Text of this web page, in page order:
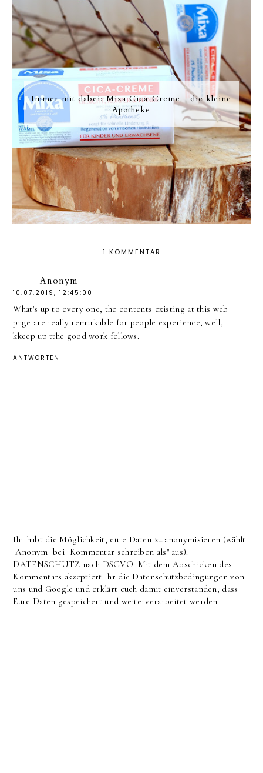
Immer mit dabei: Mixa Cica-Creme - die kleine
Apotheke
1 KOMMENTAR
Anonym
10.07.2019, 12:45:00
What's up to every one, the contents existing at this web
page are really remarkable for people experience, well,
kkeep up tthe good work fellows.
ANTWORTEN
Ihr habt die Möglichkeit, eure Daten zu anonymisieren (wählt
"Anonym" bei "Kommentar schreiben als" aus).
DATENSCHUTZ nach DSGVO: Mit dem Abschicken des
Kommentars akzeptiert Ihr die Datenschutzbedingungen von
uns und Google und erklärt euch damit einverstanden, dass
Eure Daten gespeichert und weiterverarbeitet werden